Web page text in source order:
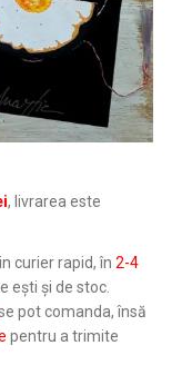
, livrarea este
curier rapid, în2-4
ești și de stoc.
pot comanda, însă
pentru a trimite